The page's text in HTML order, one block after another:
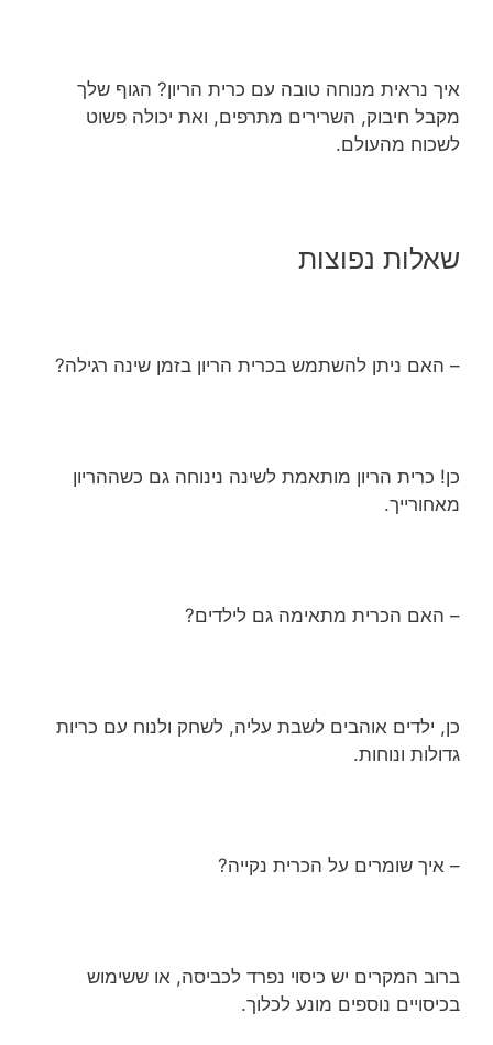
איך נראית מנוחה טובה עם כרית הריון? הגוף שלך
מקבל חיבוק, השרירים מתרפים, ואת יכולה פשוט
לשכוח מהעולם.
שאלות נפוצות
– האם ניתן להשתמש בכרית הריון בזמן שינה רגילה?
כן! כרית הריון מותאמת לשינה נינוחה גם כשההריון
מאחורייך.
– האם הכרית מתאימה גם לילדים?
כן, ילדים אוהבים לשבת עליה, לשחק ולנוח עם כריות
גדולות ונוחות.
– איך שומרים על הכרית נקייה?
ברוב המקרים יש כיסוי נפרד לכביסה, או ששימוש
בכיסויים נוספים מונע לכלוך.